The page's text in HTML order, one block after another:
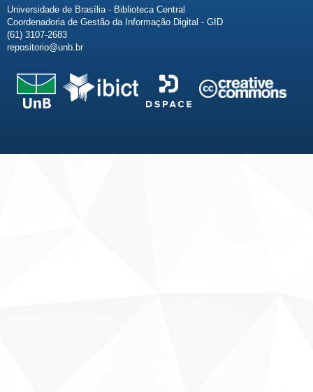
Universidade de Brasília - Biblioteca Central
Coordenadoria de Gestão da Informação Digital - GID
(61) 3107-2683
repositorio@unb.br